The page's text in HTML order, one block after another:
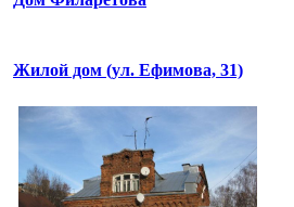
Жилой дом (ул. Ефимова, 31)